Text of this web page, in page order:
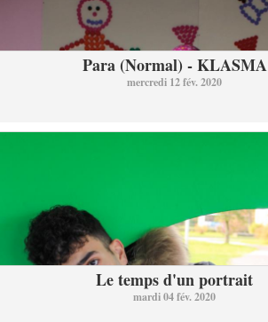
Para (Normal) - KLASMA
mercredi 12 fév. 2020
Le temps d'un portrait
mardi 04 fév. 2020